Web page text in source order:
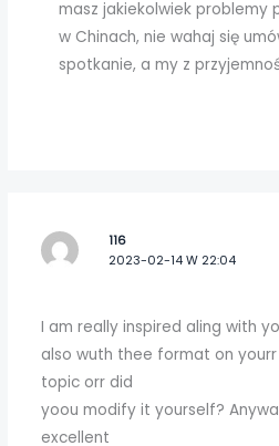
masz jakiekolwiek problemy
w Chinach, nie wahaj się
spotkanie, a my z
116
2023-02-14 W 22:04
I am really inspired aling with
also wuth thee format on
topic orr did
yoou modify it yourself?
excellent